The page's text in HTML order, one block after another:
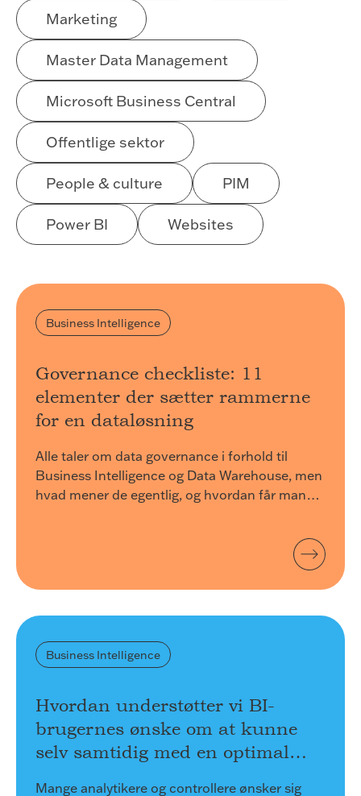
Marketing
Master Data Management
Microsoft Business Central
Offentlige sektor
People & culture PIM
Power BI Websites
Business Intelligence
Governance checkliste: 11
elementer der sætter rammerne
for en dataløsning
Alle taler om data governance i forhold til
Business Intelligence og Data Warehouse, men
hvad mener de egentlig, og hvordan får man
Business Intelligence
Hvordan understøtter vi BI-
brugernes ønske om at kunne
selv samtidig med en optimal
Mange analytikere og controllere ønsker sig